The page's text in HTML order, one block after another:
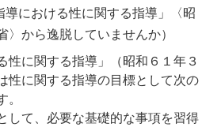
導における性に関する指導」〈昭
〉から逸脱していませんか）
に関する指導」（昭和６１年３
性に関する指導の目標として次の
。
して、必要な基礎的な事項を習得